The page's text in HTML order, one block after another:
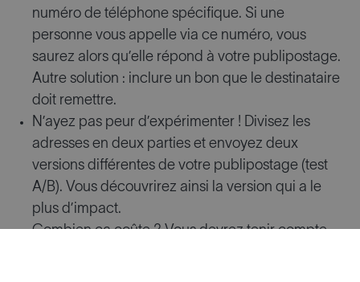
numéro de téléphone spécifique. Si une
personne vous appelle via ce numéro, vous
saurez alors qu’elle répond à votre publipostage.
Autre solution : inclure un bon que le destinataire
doit remettre.
N’ayez pas peur d’expérimenter ! Divisez les
adresses en deux parties et envoyez deux
versions différentes de votre publipostage (test
A/B). Vous découvrirez ainsi la version qui a le
plus d’impact.
Combien ça coûte ? Vous devrez tenir compte